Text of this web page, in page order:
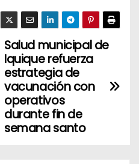
Salud municipal de
Iquique refuerza
estrategia de
vacunación con
operativos
durante fin de
semana santo